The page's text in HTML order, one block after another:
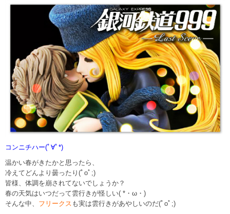
コンニチハー(ﾟ∀ﾟ*)
温かい春がきたかと思ったら、
冷えてどんより曇ったり(ﾟoﾟ;)
皆様、体調を崩されてないでしょうか？
春の天気はいつだって雲行きが怪しい( *・ω・)
そんな中、 フリークス も実は雲行きがあやしいのだ(ﾟoﾟ;)